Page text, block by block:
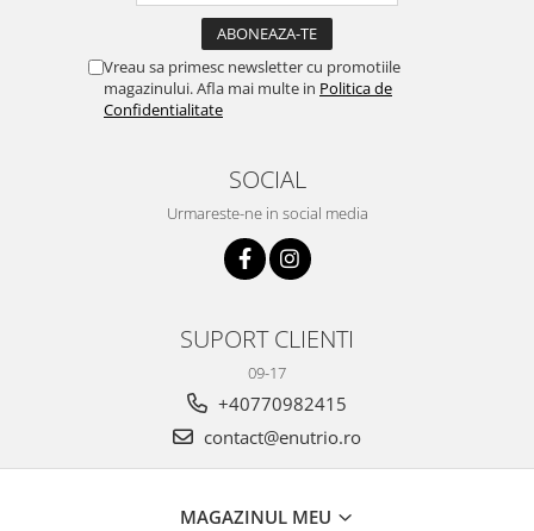
Vreau sa primesc newsletter cu promotiile
magazinului. Afla mai multe in Politica de
Confidentialitate
SOCIAL
Urmareste-ne in social media
SUPORT CLIENTI
09-17
+40770982415
contact@enutrio.ro
MAGAZINUL MEU